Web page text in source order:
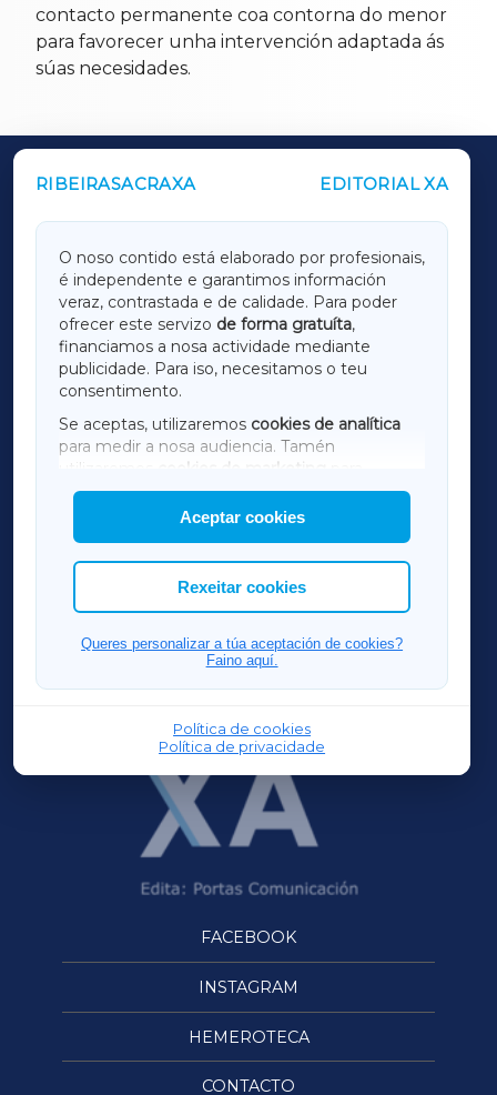
contacto permanente coa contorna do menor
para favorecer unha intervención adaptada ás
súas necesidades.
RIBEIRASACRAXA EDITORIAL XA
O noso contido está elaborado por profesionais,
é independente e garantimos información
veraz, contrastada e de calidade. Para poder
ofrecer este servizo de forma gratuíta,
financiamos a nosa actividade mediante
publicidade. Para iso, necesitamos o teu
consentimento.
Se aceptas, utilizaremos cookies de analítica
para medir a nosa audiencia. Tamén
utilizaremos
cookies de marketing
mostrar publicidade de terceiros.
Así mesmo, podes personalizar a elección das
cookies que desexas permitir.
Aceptar cookies
Rexeitar cookies
Queres personalizar a túa aceptación de cookies?
Faino aquí.
Política de cookies
Política de privacidade
OUTROS PERIÓDICOS
LUGOXA
TERRACHAXA
AMARIÑAXA
RIBEIRASACRAXA
ACORUÑAXA
FERROLXA
OURENSEXA
FACEBOOK
INSTAGRAM
HEMEROTECA
CONTACTO